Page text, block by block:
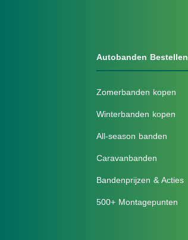
Autobanden Bestellen
Zomerbanden kopen
Winterbanden kopen
All-season banden
Caravanbanden
Bandenprijzen & Acties
500+ Montagepunten